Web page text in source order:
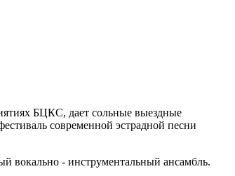
БЦКС, дает сольные выездные
современной эстрадной песни
вокально - инструментальный ансамбль.